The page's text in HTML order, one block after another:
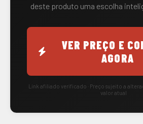
deste produto uma escolha
VER PREÇO E
AGORA
Link afiliado verificado · Preço sujeito a
valor atual